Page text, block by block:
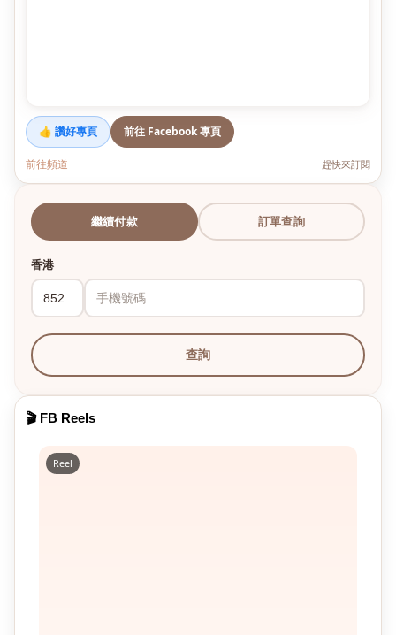
👍 讚好專頁 前往 Facebook 專頁
前往頻道 趕快來訂閱
繼續付款 訂單查詢
香港
查詢
🎬 FB Reels
Reel